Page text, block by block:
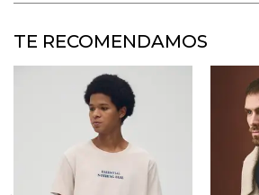
TE RECOMENDAMOS